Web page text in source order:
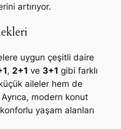
artırıyor.
uygun çeşitli daire
, 2+1 ve 3+1 gibi farklı
aileler hem de
modern konut
yaşam alanları